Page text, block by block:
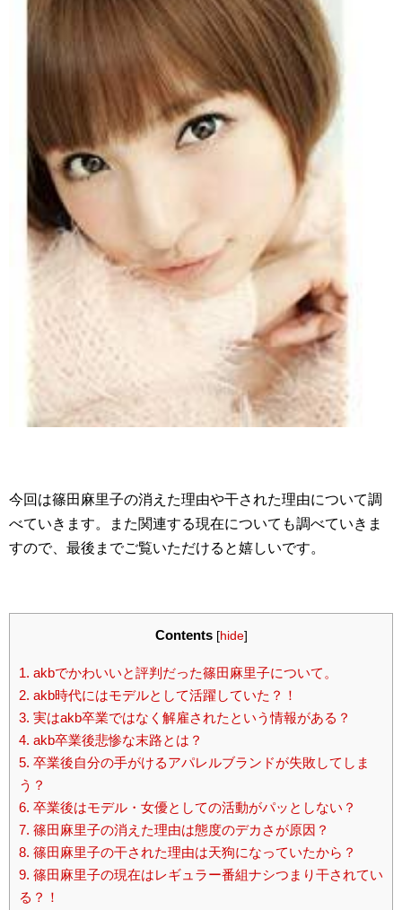
今回は篠田麻里子の消えた理由や干された理由について調
べていきます。また関連する現在についても調べていきま
すので、最後までご覧いただけると嬉しいです。
Contents [hide]
1. akbでかわいいと評判だった篠田麻里子について。
2. akb時代にはモデルとして活躍していた？！
3. 実はakb卒業ではなく解雇されたという情報がある？
4. akb卒業後悲惨な末路とは？
5. 卒業後自分の手がけるアパレルブランドが失敗してしま
う？
6. 卒業後はモデル・女優としての活動がパッとしない？
7. 篠田麻里子の消えた理由は態度のデカさが原因？
8. 篠田麻里子の干された理由は天狗になっていたから？
9. 篠田麻里子の現在はレギュラー番組ナシつまり干されてい
る？！